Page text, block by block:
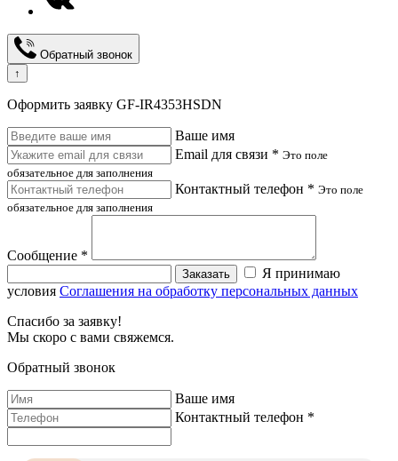
Обратный звонок
↑
Оформить заявку GF-IR4353HSDN
Ваше имя
Email для связи * Это поле
обязательное для заполнения
Контактный телефон * Это поле
обязательное для заполнения
Сообщение *
Заказать
Я принимаю
условия Соглашения на обработку персональных данных
Спасибо за заявку!
Мы скоро с вами свяжемся.
Обратный звонок
Ваше имя
Контактный телефон *